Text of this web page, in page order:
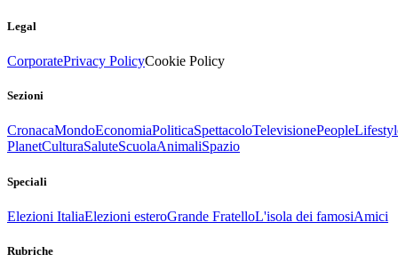
Legal
CorporatePrivacy PolicyCookie Policy
Sezioni
CronacaMondoEconomiaPoliticaSpettacoloTelevisionePeople
PlanetCulturaSaluteScuolaAnimaliSpazio
Speciali
Elezioni ItaliaElezioni esteroGrande FratelloL'isola dei famosiAmici
Rubriche